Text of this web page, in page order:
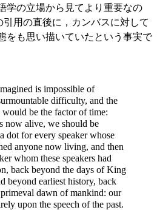
学の立場から見てより重要なの
引用の直後に，カンバスに対して
をも思い描いていたという事実で
is impossible of
difficulty, and the
be the factor of time:
now alive, we should be
dot for every speaker whose
anyone now living, and then
whom these speakers had
back beyond the days of King
beyond earliest history, back
dawn of mankind: our
upon the speech of the past.